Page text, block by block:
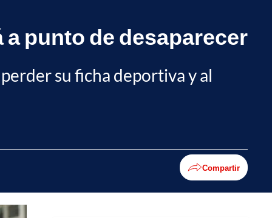
punto de desaparecer
su ficha deportiva y al
Compartir